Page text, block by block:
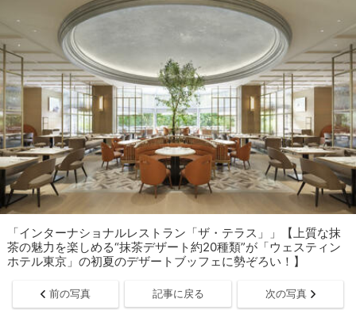
「インターナショナルレストラン「ザ・テラス」」【上質な抹
茶の魅力を楽しめる“抹茶デザート約20種類”が「ウェスティン
ホテル東京」の初夏のデザートブッフェに勢ぞろい！】
前の写真 記事に戻る 次の写真